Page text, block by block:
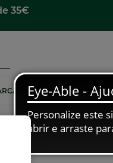
35€
TORNA-TE AFILIADO